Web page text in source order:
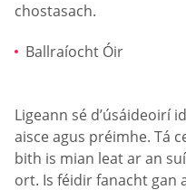
chostasach.
Ballraíocht Óir
Ligeann sé d’úsáideoirí
aisce agus préimhe. Tá
bith is mian leat ar an
ort. Is féidir fanacht gan